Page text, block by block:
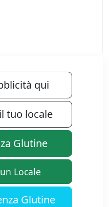
qui
tuo locale
Glutine
Locale
Glutine